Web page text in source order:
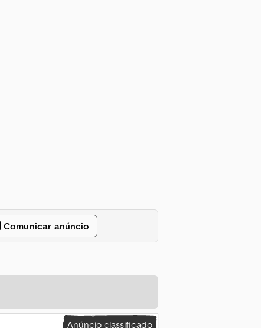
Comunicar anúncio
Anúncio classificado